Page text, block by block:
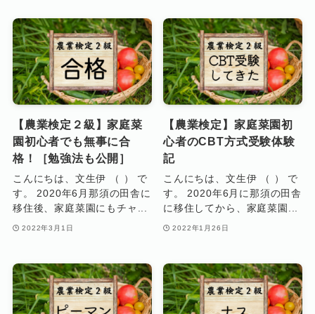
【農業検定２級】家庭菜
園初心者でも無事に合
格！［勉強法も公開］
こんにちは、文生伊 （ ） で
す。 2020年6月那須の田舎に
移住後、家庭菜園にもチャ...
2022年3月1日
【農業検定】家庭菜園初
心者のCBT方式受験体験
記
こんにちは、文生伊 （ ） で
す。 2020年6月に那須の田舎
に移住してから、家庭菜園...
2022年1月26日